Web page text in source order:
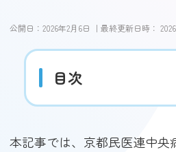
公開日：2026年2月6日 ｜最終更新日時：
目次
本記事では、京都民医連中央